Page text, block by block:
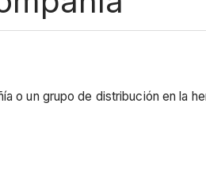
o un grupo de distribución en la